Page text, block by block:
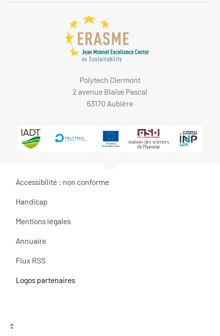
Polytech Clermont
2 avenue Blaise Pascal
63170 Aubière
Accessibilité : non conforme
Handicap
Mentions légales
Annuaire
Flux RSS
Logos partenaires